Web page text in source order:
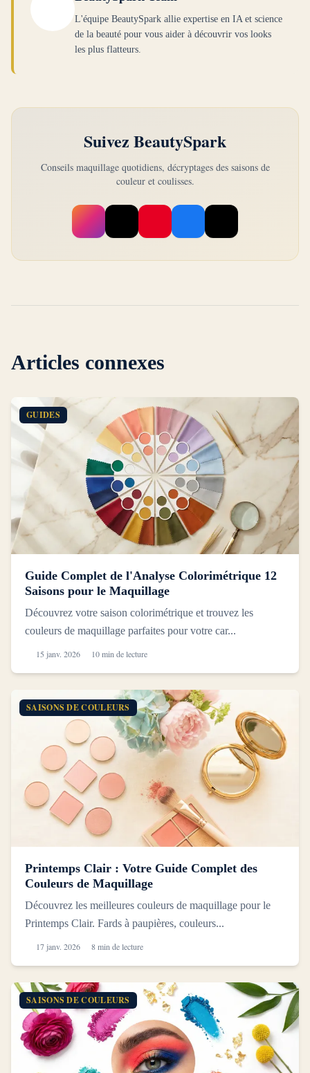
colorimétrie plus de ton moyen et peuvent porter
des teintes chaudes plus riches et plus saturées
comme le corail, le cuivre et le turquoise. Si vous
être à votre meilleur, vous êtes probablement un
Clair pour plus de détails.
L'équipe BeautySpark allie expertise en IA et science
de la beauté pour vous aider à découvrir vos looks
les plus flatteurs.
Suivez BeautySpark
Conseils maquillage quotidiens, décryptages des saisons de
couleur et coulisses.
Articles connexes
GUIDES
Guide Complet de l'Analyse Colorimétrique 12
Saisons pour le Maquillage
Découvrez votre saison colorimétrique et trouvez les
couleurs de maquillage parfaites pour votre car...
15 janv. 2026 10 min de lecture
SAISONS DE COULEURS
Printemps Clair : Votre Guide Complet des
Couleurs de Maquillage
Découvrez les meilleures couleurs de maquillage pour le
Printemps Clair. Fards à paupières, couleurs...
17 janv. 2026 8 min de lecture
SAISONS DE COULEURS